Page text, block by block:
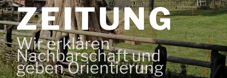
ZEITUNG
Wir erklären
Nachbarschaft und
geben Orientierung